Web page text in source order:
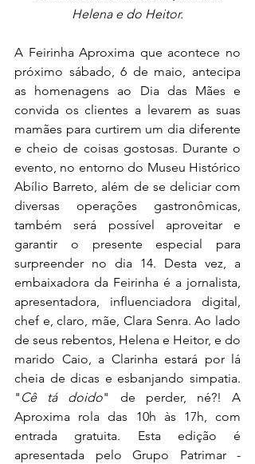
Helena e do Heitor.
A Feirinha Aproxima que acontece no
próximo sábado, 6 de maio, antecipa
as homenagens ao Dia das Mães e
convida os clientes a levarem as suas
mamães para curtirem um dia diferente
e cheio de coisas gostosas. Durante o
evento, no entorno do Museu Histórico
Abílio Barreto, além de se deliciar com
diversas operações gastronômicas,
também será possível aproveitar e
garantir o presente especial para
surpreender no dia 14. Desta vez, a
embaixadora da Feirinha é a jornalista,
apresentadora, influenciadora digital,
chef e, claro, mãe, Clara Senra. Ao lado
de seus rebentos, Helena e Heitor, e do
marido Caio, a Clarinha estará por lá
cheia de dicas e esbanjando simpatia.
" Cê tá doido" de perder, né?! A
Aproxima rola das 10h às 17h, com
entrada gratuita. Esta edição é
apresentada pelo Grupo Patrimar -